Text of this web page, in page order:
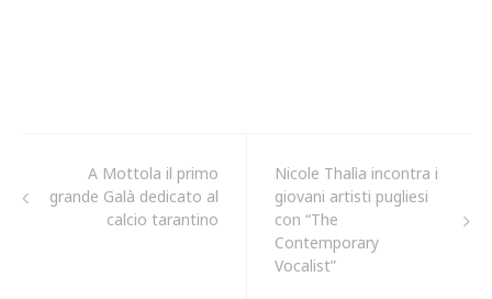
A Mottola il primo
grande Galà dedicato al
calcio tarantino
Nicole Thalìa incontra i
giovani artisti pugliesi
con “The
Contemporary
Vocalist”